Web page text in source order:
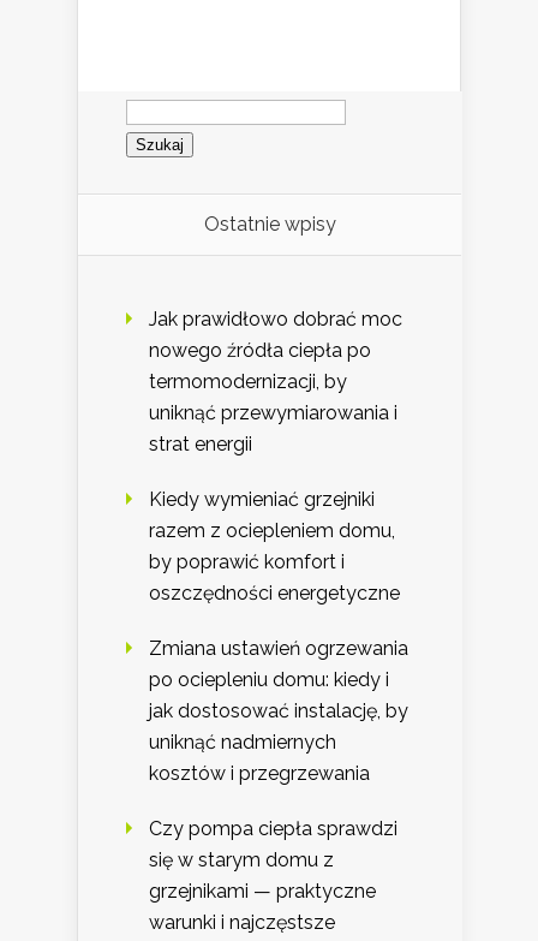
Szukaj:
Ostatnie wpisy
Jak prawidłowo dobrać moc
nowego źródła ciepła po
termomodernizacji, by
uniknąć przewymiarowania i
strat energii
Kiedy wymieniać grzejniki
razem z ociepleniem domu,
by poprawić komfort i
oszczędności energetyczne
Zmiana ustawień ogrzewania
po ociepleniu domu: kiedy i
jak dostosować instalację, by
uniknąć nadmiernych
kosztów i przegrzewania
Czy pompa ciepła sprawdzi
się w starym domu z
grzejnikami — praktyczne
warunki i najczęstsze